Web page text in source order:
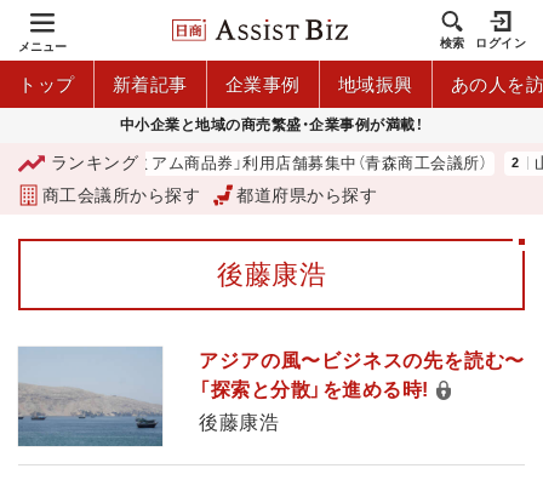
メニュー 検索 ログイン
トップ 新着記事 企業事例 地域振興 あの人を
中小企業と地域の商売繁盛・企業事例が満載！
ランキング
「青森市プレミアム商品券」利用店舗募集中（青森商工会議所） 山
商工会議所から探す 都道府県から探す
後藤康浩
アジアの風〜ビジネスの先を読む〜
「探索と分散」を進める時!
後藤康浩